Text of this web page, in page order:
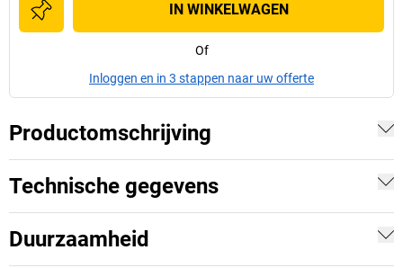
IN WINKELWAGEN
Of
Inloggen en in 3 stappen naar uw offerte
Productomschrijving
Technische gegevens
Duurzaamheid